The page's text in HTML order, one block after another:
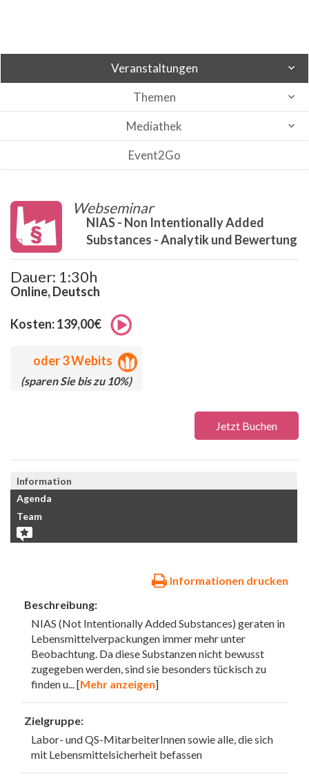
Veranstaltungen
Themen
Mediathek
Event2Go
Webseminar
NIAS - Non Intentionally Added
Substances - Analytik und Bewertung
Dauer: 1:30h
Online, Deutsch
Kosten: 139,00€
oder3 Webits
(sparen Sie bis zu 10%)
Jetzt Buchen
Information
Agenda
Team
Informationen drucken
Beschreibung:
NIAS (Not Intentionally Added Substances) geraten in
Lebensmittelverpackungen immer mehr unter
Beobachtung. Da diese Substanzen nicht bewusst
zugegeben werden, sind sie besonders tückisch zu
finden u ... [Mehr anzeigen]
Zielgruppe:
Labor- und QS-MitarbeiterInnen sowie alle, die sich
mit Lebensmittelsicherheit befassen